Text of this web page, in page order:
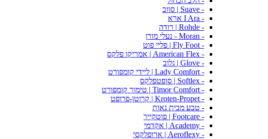
- Suave | סווב
- I Ara ארא
- Rohde | רודה
- Moran - נעלי מורן
- Fly Foot | פליי פוט
- American Flex | אמריקו פלקס
- Glove | גלוב
- Lady Comfort | ליידי קומפורט
- Softlex | סופטפלקס
- Timor Comfort | טימור קומפורט
- Kroten-Propet | קרוטן-פרופט
- טבע מבית נאות
- Footcare | פוטקייר
- Academy | אקדמי
- Aeroflexy | ארופלקסי